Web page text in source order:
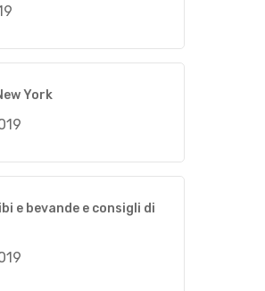
York
e bevande e consigli di